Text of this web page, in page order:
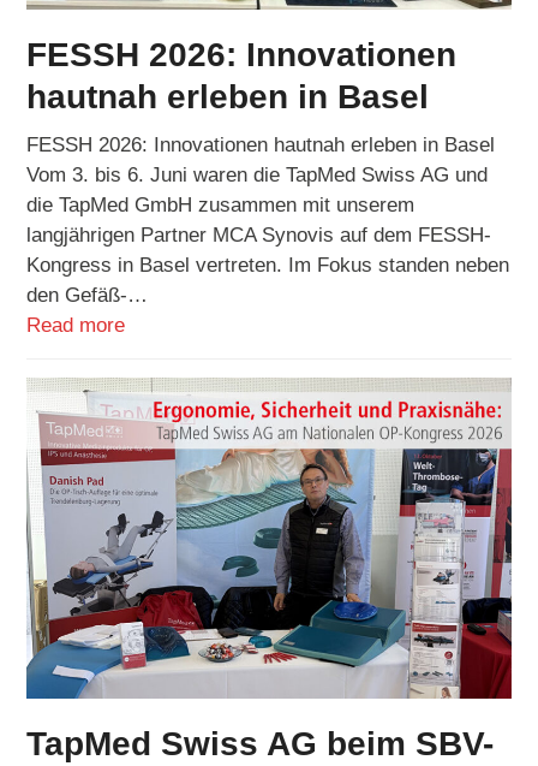
FESSH 2026: Innovationen
hautnah erleben in Basel
FESSH 2026: Innovationen hautnah erleben in Basel
Vom 3. bis 6. Juni waren die TapMed Swiss AG und
die TapMed GmbH zusammen mit unserem
langjährigen Partner MCA Synovis auf dem FESSH-
Kongress in Basel vertreten. Im Fokus standen neben
den Gefäß-…
Read more
TapMed Swiss AG beim SBV-